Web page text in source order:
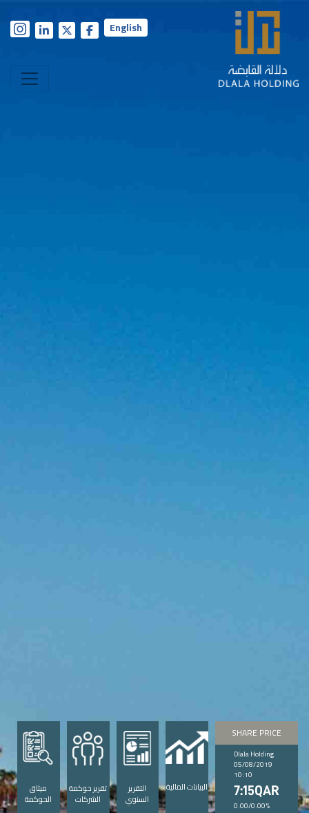
English
SHARE PRICE
Dlala Holding
05/08/2019
10:10
7:15QAR
0.00/0.00%
البيانات المالية
التقرير
السنوي
تقرير حوكمة
الشركات
ميثاق
الحوكمة